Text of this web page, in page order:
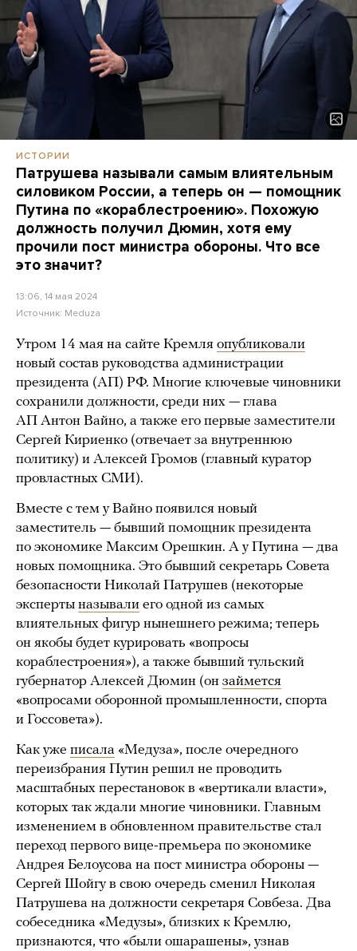
ИСТОРИИ
Патрушева называли самым влиятельным
силовиком России, а теперь он — помощник
Путина по «кораблестроению». Похожую
должность получил Дюмин, хотя ему
прочили пост министра обороны. Что все
это значит?
13:06, 14 мая 2024
Источник: Meduza
Утром 14 мая на сайте Кремля опубликовали
новый состав руководства администрации
президента (АП) РФ. Многие ключевые чиновники
сохранили должности, среди них — глава
АП Антон Вайно, а также его первые заместители
Сергей Кириенко (отвечает за внутреннюю
политику) и Алексей Громов (главный куратор
провластных СМИ).
Вместе с тем у Вайно появился новый
заместитель — бывший помощник президента
по экономике Максим Орешкин. А у Путина — два
новых помощника. Это бывший секретарь Совета
безопасности Николай Патрушев (некоторые
эксперты называли его одной из самых
влиятельных фигур нынешнего режима; теперь
он якобы будет курировать «вопросы
кораблестроения»), а также бывший тульский
губернатор Алексей Дюмин (он займется
«вопросами оборонной промышленности, спорта
и Госсовета»).
Как уже писала «Медуза», после очередного
переизбрания Путин решил не проводить
масштабных перестановок в «вертикали власти»,
которых так ждали многие чиновники. Главным
изменением в обновленном правительстве стал
переход первого вице-премьера по экономике
Андрея Белоусова на пост министра обороны —
Сергей Шойгу в свою очередь сменил Николая
Патрушева на должности секретаря Совбеза. Два
собеседника «Медузы», близких к Кремлю,
признаются, что «были ошарашены», узнав